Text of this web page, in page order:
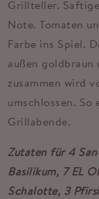
Grillteller.
Note. Tomaten
Farbe ins Spiel.
außen
zusammen wird
umschlossen.
Grillabende.
Zutaten für 4
Basilikum, 7 EL
Schalotte, 3